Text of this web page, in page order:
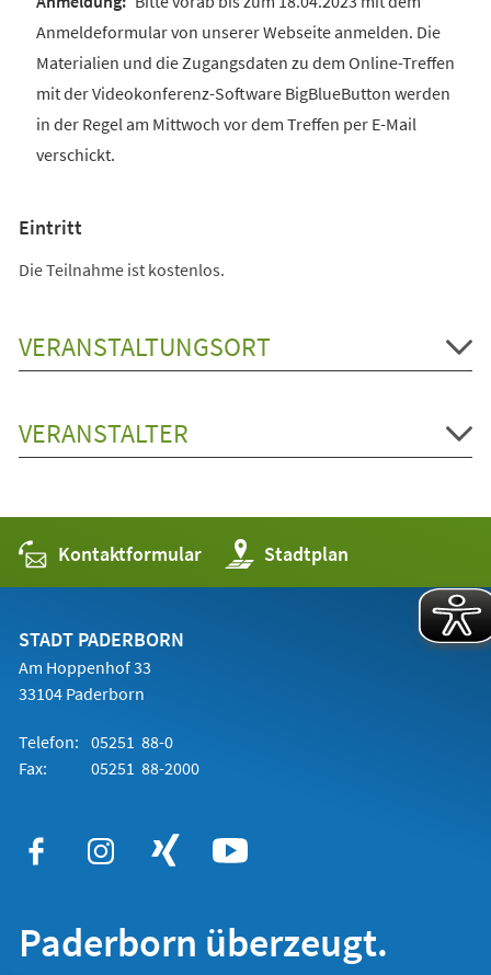
Anmeldeformular von unserer Webseite anmelden. Die
Materialien und die Zugangsdaten zu dem Online-Treffen
mit der Videokonferenz-Software BigBlueButton werden
in der Regel am Mittwoch vor dem Treffen per E-Mail
verschickt.
Eintritt
Die Teilnahme ist kostenlos.
VERANSTALTUNGSORT
VERANSTALTER
Kontaktformular Stadtplan
(Öffnet
in
einem
STADT PADERBORN
Am Hoppenhof 33
33104 Paderborn
Telefon: 05251 88-0
Fax:
05251 88-2000
Paderborn überzeugt.